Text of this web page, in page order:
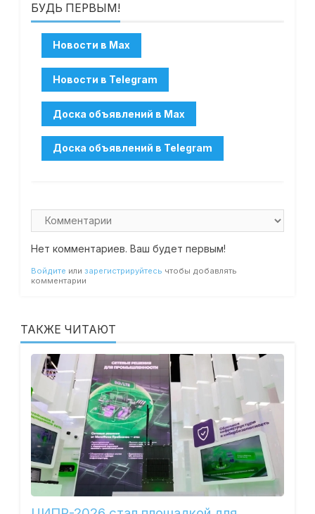
БУДЬ ПЕРВЫМ!
Нет комментариев. Ваш будет первым!
Войдите или зарегистрируйтесь чтобы добавлять
комментарии
ТАКЖЕ ЧИТАЮТ